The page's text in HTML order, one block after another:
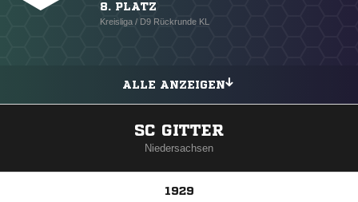
8. PLATZ
Kreisliga / D9 Rückrunde KL
ALLE ANZEIGEN
SC GITTER
Niedersachsen
1929